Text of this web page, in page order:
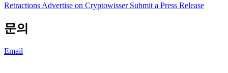
Retractions Advertise on Cryptowisser Submit a Press Release
문의
Email